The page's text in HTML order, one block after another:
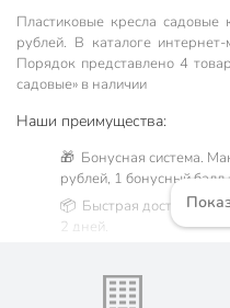
Пластиковые кресла
рублей. В каталоге
Порядок представлено 4
садовые» в наличии
Наши преимущества:
🎁 Бонусная система.
рублей, 1 бонусный балл
📦 Быстрая доставка.
2 дней.
Жители Московской
его онлайн на